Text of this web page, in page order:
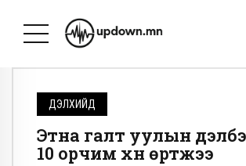
ДЭЛХИЙД
Этна галт уулын
10 орчим хүн өртжээ